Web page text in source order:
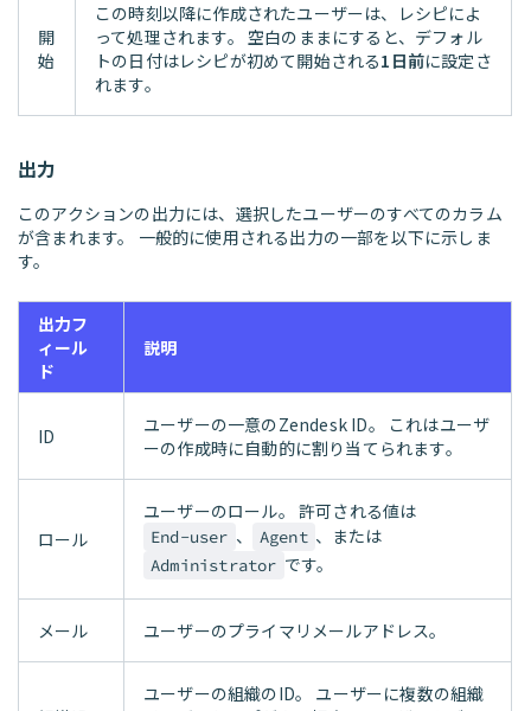
開
始
この時刻以降に作成されたユーザーは、レシピによ
って処理されます。 空白のままにすると、デフォル
トの日付はレシピが初めて開始される1日前に設定さ
れます。
出力
このアクションの出力には、選択したユーザーのすべてのカラム
が含まれます。 一般的に使用される出力の一部を以下に示しま
す。
出力フ
ィール
ド
説明
ID
ユーザーの一意のZendesk ID。 これはユーザ
ーの作成時に自動的に割り当てられます。
ロール
ユーザーのロール。 許可される値は
End-user 、 Agent 、または
Administrator です。
メール ユーザーのプライマリメールアドレス。
ユーザーの組織のID。 ユーザーに複数の組織